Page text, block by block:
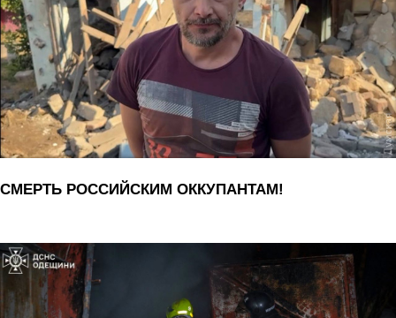
СМЕРТЬ РОССИЙСКИМ ОККУПАНТАМ!